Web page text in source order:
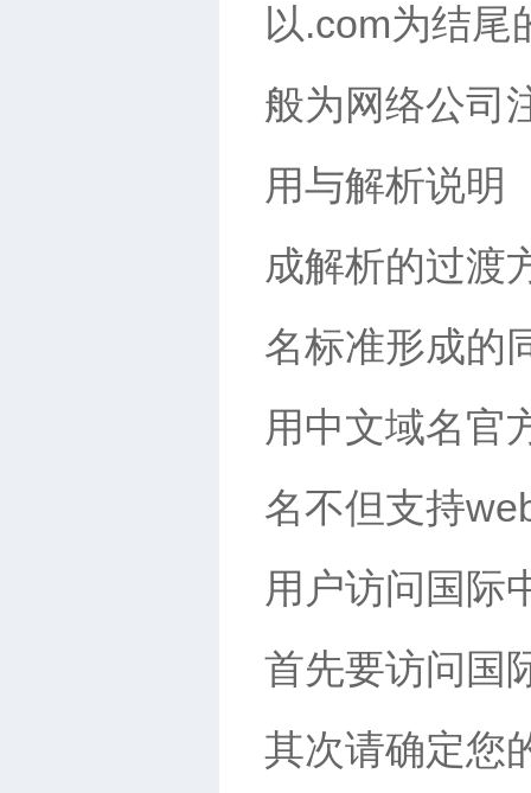
以.com为结
般为网络公司
用与解析说
成解析的过渡
名标准形成的
用中文域名官
名不但支持
用户访问国际
首先要访问国
其次请确定您